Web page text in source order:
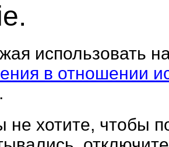
использовать
в отношении
.
не хотите, чтобы